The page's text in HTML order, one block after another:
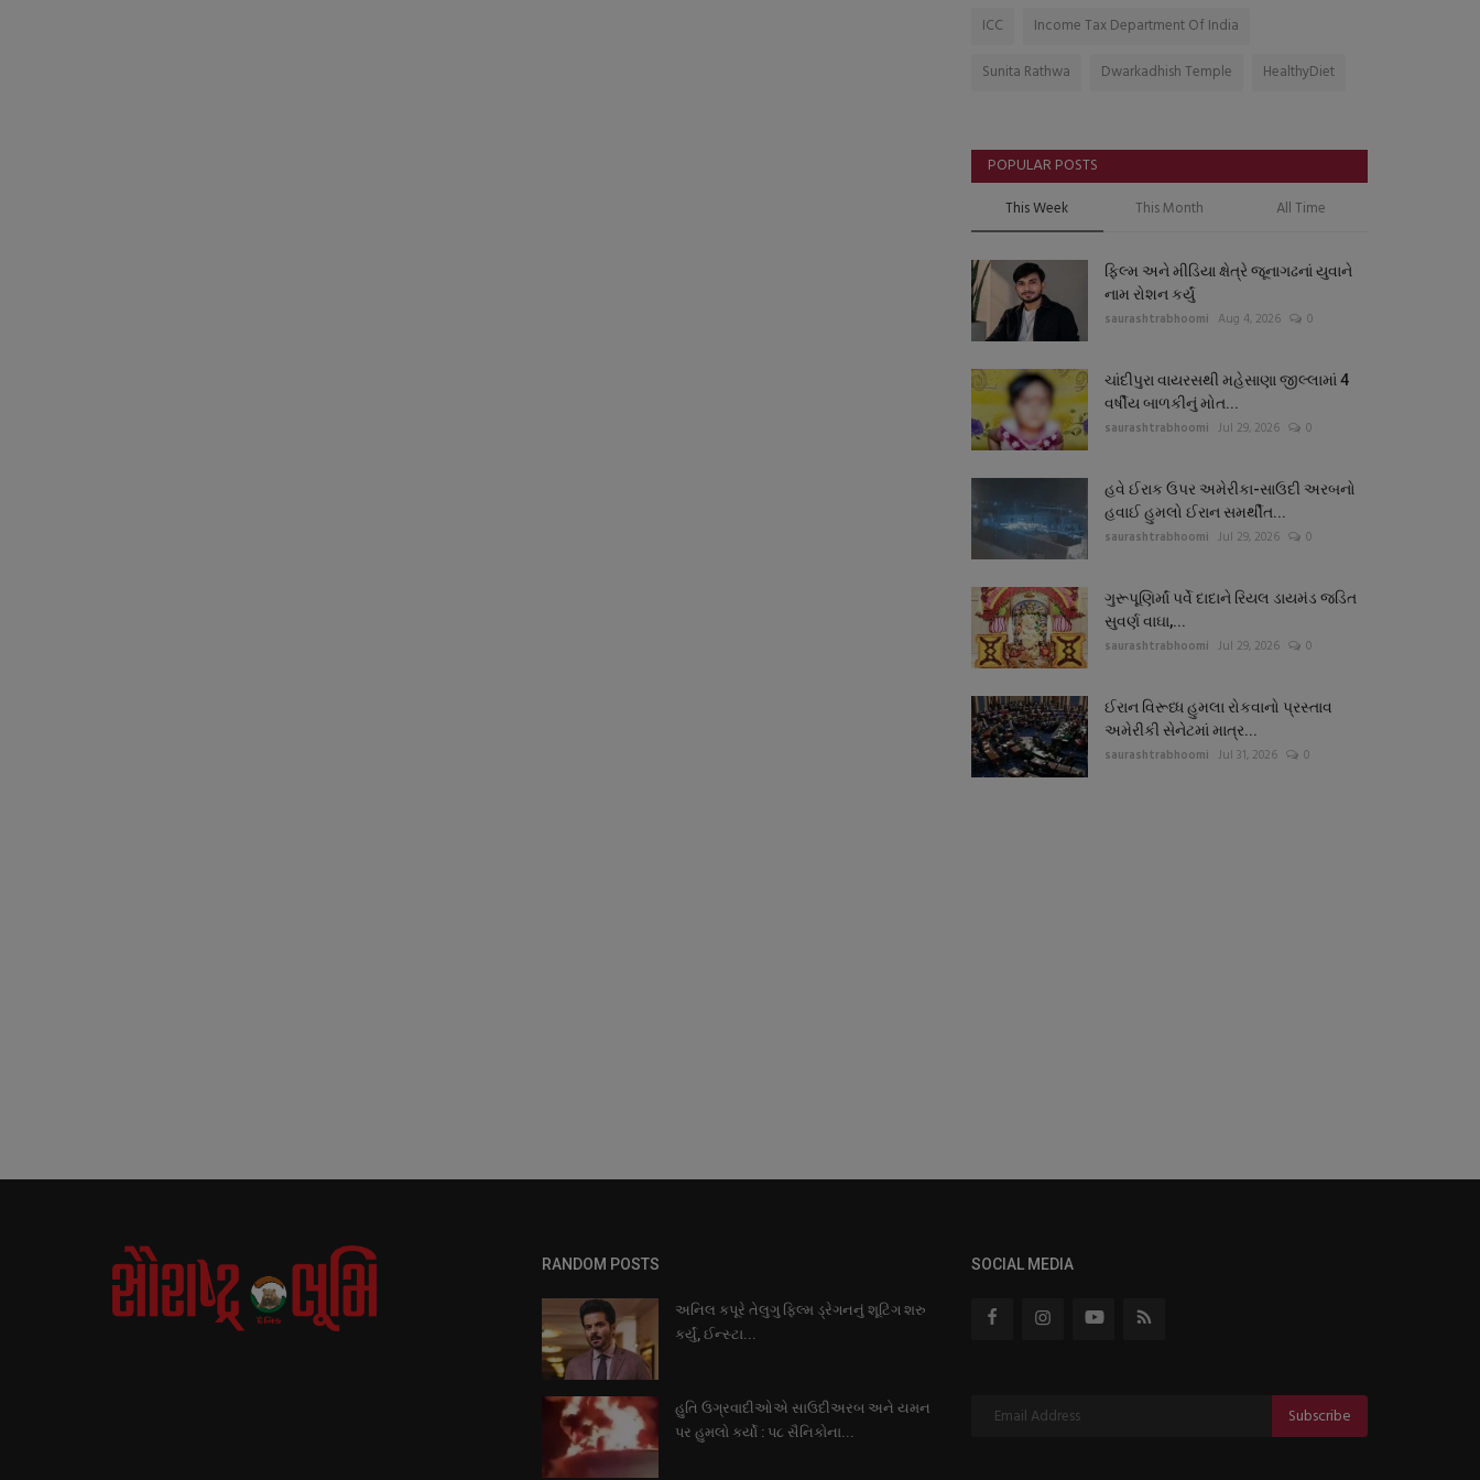
ICC
Income Tax Department Of India
Sunita Rathwa
Dwarkadhish Temple HealthyDiet
POPULAR POSTS
This Week This Month All Time
ફિલ્મ અને મીડિયા ક્ષેત્રે જૂનાગઢનાં યુવાને
નામ રોશન કર્યું
saurashtrabhoomi Aug 4, 2026 0
ચાંદીપુરા વાયરસથી મહેસાણા જીલ્લામાં 4
વર્ષીય બાળકીનું મોત...
saurashtrabhoomi Jul 29, 2026 0
હવે ઈરાક ઉપર અમેરીકા-સાઉદી અરબનો
હવાઈ હુમલો ઈરાન સમર્થીત...
saurashtrabhoomi Jul 29, 2026 0
ગુરૂપૂણિર્માં પર્વે દાદાને રિયલ ડાયમંડ જડિત
સુવર્ણ વાઘા,...
saurashtrabhoomi Jul 29, 2026 0
ઈરાન વિરૂધ્ધ હુમલા રોકવાનો પ્રસ્તાવ
અમેરીકી સેનેટમાં માત્ર...
saurashtrabhoomi Jul 31, 2026 0
RANDOM POSTS
અનિલ કપૂરે તેલુગુ ફિલ્મ ડ્રેગનનું શૂટિંગ શરુ
કર્યું, ઈન્સ્ટા...
હુતિ ઉગ્રવાદીઓએ સાઉદીઅરબ અને યમન
પર હુમલો કર્યો : પ૮ સૈનિકોના...
SOCIAL MEDIA
Subscribe